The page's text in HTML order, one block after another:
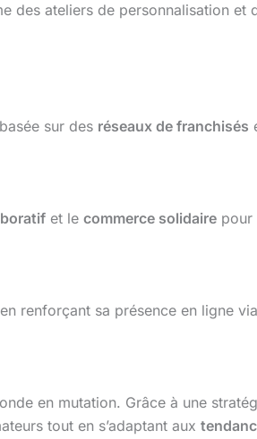
des ateliers de personnalisation et
sur des réseaux de franchisés
et le commerce solidaire pour
renforçant sa présence en ligne
en mutation. Grâce à une
tout en s’adaptant aux